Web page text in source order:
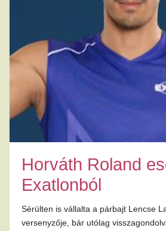
Horváth Roland
Exatlonból
Sérülten is vállalta a párbajt Lencse
versenyzője, bár utólag